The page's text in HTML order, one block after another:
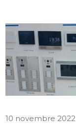
10 novembre 2022